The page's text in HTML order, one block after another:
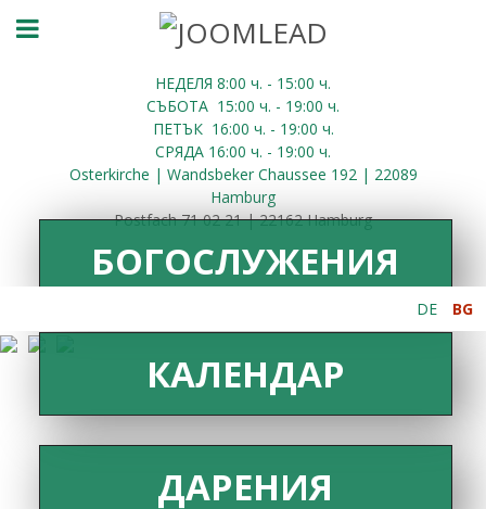
НЕДЕЛЯ 8:00 ч. - 15:00 ч.
СЪБОТА 15:00 ч. - 19:00 ч.
ПЕТЪК 16:00 ч. - 19:00 ч.
СРЯДА 16:00 ч. - 19:00 ч.
Osterkirche | Wandsbeker Chaussee 192 | 22089
Hamburg
Postfach 71 02 21 | 22162 Hamburg
DE BG
БОГОСЛУЖЕНИЯ
КАЛЕНДАР
ДАРЕНИЯ